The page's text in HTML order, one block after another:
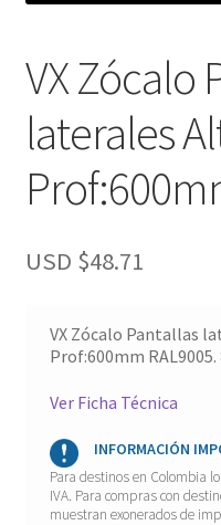
VX Zócalo
laterales
USD $48.71
VX Zócalo Pantallas
Prof:600mm RAL9005.
Ver Ficha Técnica
INFORMACIÓN
Para destinos en Colombia
IVA. Para compras con
muestran exonerados de